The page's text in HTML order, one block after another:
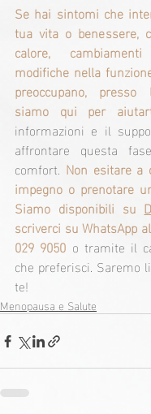
Se hai sintomi che
tua vita o benessere,
calore,
modifiche nella
preoccupano, presso
siamo qui per
informazioni e il
affrontare questa
comfort. Non esitare a
impegno o prenotare
Siamo disponibili su
scriverci su WhatsApp
029 9050 o tramite il
che preferisci. Saremo
te!
Menopausa e Salute